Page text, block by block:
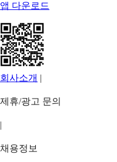
앱 다운로드
회사소개 |
제휴/광고 문의
|
채용정보